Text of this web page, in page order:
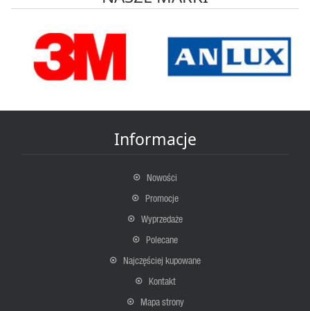
Informacje
Nowości
Promocje
Wyprzedaże
Polecane
Najczęściej kupowane
Kontakt
Mapa strony